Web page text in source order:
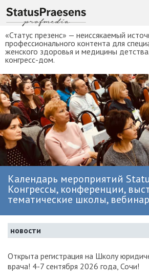
«Статус презенс» — неиссякаемый
профессионального контента для
женского здоровья и медицины
конгресс-дом.
Календарь мероприятий
Конгрессы, конференции,
тематические школы,
новости
Открыта регистрация на Школу
врача! 4-7 сентября 2026 года, Сочи!